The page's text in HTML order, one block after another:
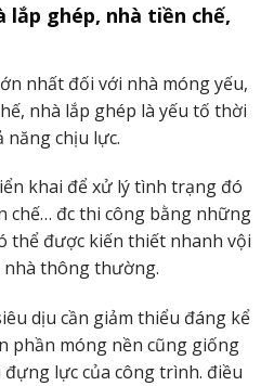
bao hoăc vách ngăn rất tốt
nhẹ
1 Một trong những ứng
siêu nhẹ lắpghép.
lắp ghép, nhà tiền chế,
nhất đối với nhà móng yếu,
nhà lắp ghép là yếu tố thời
chịu lực.
khai để xử lý tình trạng đó
chế… đc thi công bằng những
thể được kiến thiết nhanh vội
nhà thông thường.
dịu cần giảm thiểu đáng kể
phần móng nền cũng giống
lực của công trình. điều